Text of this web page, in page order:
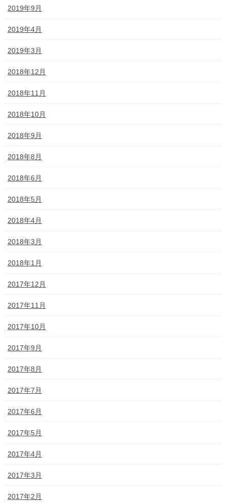
2019年9月
2019年4月
2019年3月
2018年12月
2018年11月
2018年10月
2018年9月
2018年8月
2018年6月
2018年5月
2018年4月
2018年3月
2018年1月
2017年12月
2017年11月
2017年10月
2017年9月
2017年8月
2017年7月
2017年6月
2017年5月
2017年4月
2017年3月
2017年2月